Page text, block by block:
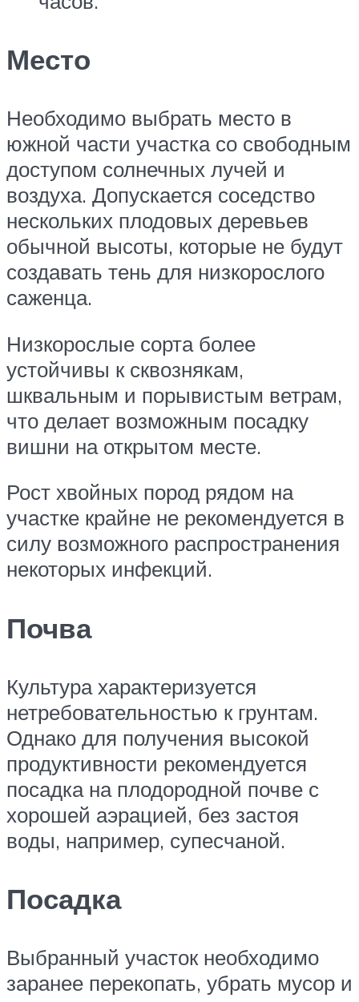
Место
Необходимо выбрать место в
южной части участка со свободным
доступом солнечных лучей и
воздуха. Допускается соседство
нескольких плодовых деревьев
обычной высоты, которые не будут
создавать тень для низкорослого
саженца.
Низкорослые сорта более
устойчивы к сквознякам,
шквальным и порывистым ветрам,
что делает возможным посадку
вишни на открытом месте.
Рост хвойных пород рядом на
участке крайне не рекомендуется в
силу возможного распространения
некоторых инфекций.
Почва
Культура характеризуется
нетребовательностью к грунтам.
Однако для получения высокой
продуктивности рекомендуется
посадка на плодородной почве с
хорошей аэрацией, без застоя
воды, например, супесчаной.
Посадка
Выбранный участок необходимо
заранее перекопать, убрать мусор и